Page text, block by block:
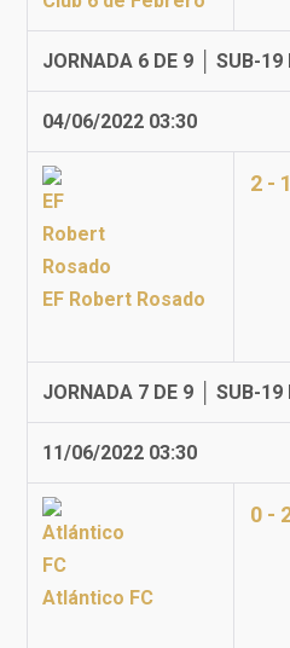
JORNADA 6 DE 9 │ SUB-
04/06/2022 03:30
EF Robert Rosado
2 - 1
JORNADA 7 DE 9 │ SUB-
11/06/2022 03:30
Atlántico FC
0 -